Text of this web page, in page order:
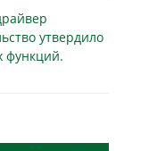
утвердило
функций.